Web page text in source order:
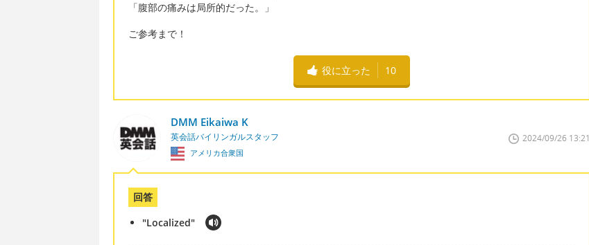
「腹部の痛みは局所的だった。」
ご参考まで！
役に立った 10
DMM Eikaiwa K
英会話バイリンガルスタッフ
アメリカ合衆国
2024/09/26 13:21
回答
"Localized"